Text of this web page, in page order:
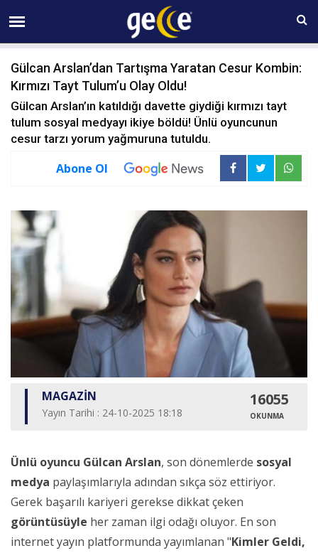
07 AĞUSTOS Cuma 21:22
Gülcan Arslan’dan Tartışma Yaratan Cesur Kombin:
Kırmızı Tayt Tulum’u Olay Oldu!
Gülcan Arslan’ın katıldığı davette giydiği kırmızı tayt
tulum sosyal medyayı ikiye böldü! Ünlü oyuncunun
cesur tarzı yorum yağmuruna tutuldu.
Abone Ol
MAGAZİN
Yayın Tarihi : 24-10-2025 18:18
16055
OKUNMA
Ünlü oyuncu Gülcan Arslan, son dönemlerde sosyal
medya paylaşımlarıyla adından sıkça söz ettiriyor.
Gerek başarılı kariyeri gerekse dikkat çeken
görüntüsüyle her zaman ilgi odağı oluyor. En son
internet yayın platformunda yayımlanan "Kimler Geldi,